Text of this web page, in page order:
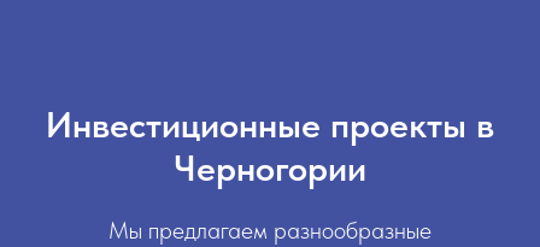
Инвестиционные проекты в
Черногории
Мы предлагаем разнообразные